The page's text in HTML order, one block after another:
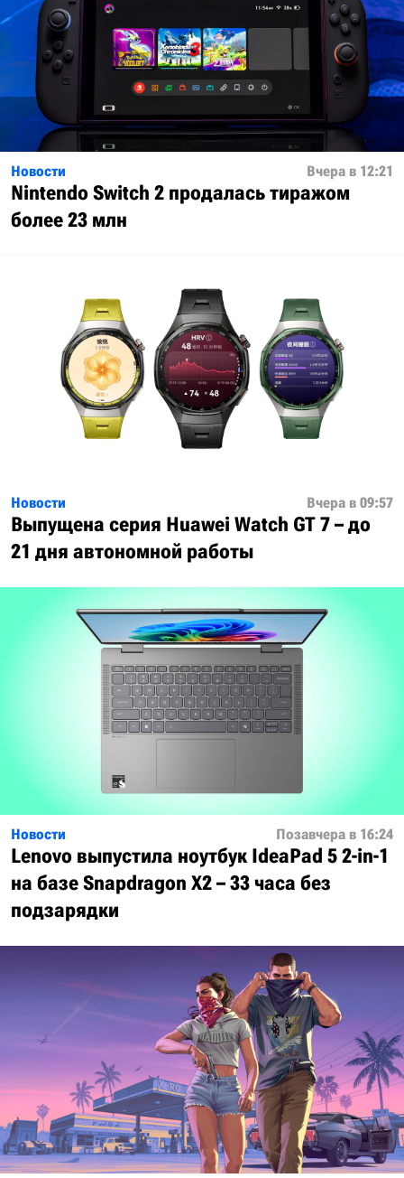
Новости Вчера в 12:21
Nintendo Switch 2 продалась тиражом
более 23 млн
Новости Вчера в 09:57
Выпущена серия Huawei Watch GT 7 – до
21 дня автономной работы
Новости Позавчера в 16:24
Lenovo выпустила ноутбук IdeaPad 5 2-in-1
на базе Snapdragon X2 – 33 часа без
подзарядки